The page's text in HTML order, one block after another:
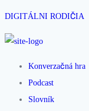
DIGITÁLNI RODIČIA
Konverzačná hra
Podcast
Slovník